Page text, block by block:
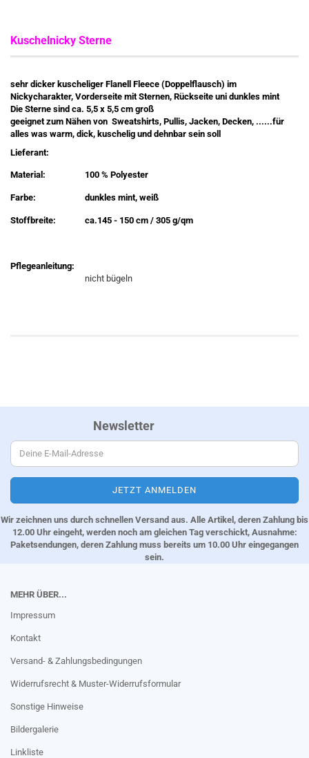
Kuschelnicky Sterne
sehr dicker kuscheliger Flanell Fleece (Doppelflausch) im
Nickycharakter, Vorderseite mit Sternen, Rückseite uni dunkles mint
Die Sterne sind ca. 5,5 x 5,5 cm groß
geeignet zum Nähen von Sweatshirts, Pullis, Jacken, Decken, ......für
alles was warm, dick, kuschelig und dehnbar sein soll
Lieferant:
Material: 100 % Polyester
Farbe: dunkles mint, weiß
Stoffbreite: ca.145 - 150 cm / 305 g/qm
Pflegeanleitung:
nicht bügeln
Newsletter
Wir zeichnen uns durch schnellen Versand aus. Alle Artikel, deren Zahlung bis
12.00 Uhr eingeht, werden noch am gleichen Tag verschickt, Ausnahme:
Paketsendungen, deren Zahlung muss bereits um 10.00 Uhr eingegangen
sein.
MEHR ÜBER...
Impressum
Kontakt
Versand- & Zahlungsbedingungen
Widerrufsrecht & Muster-Widerrufsformular
Sonstige Hinweise
Bildergalerie
Linkliste